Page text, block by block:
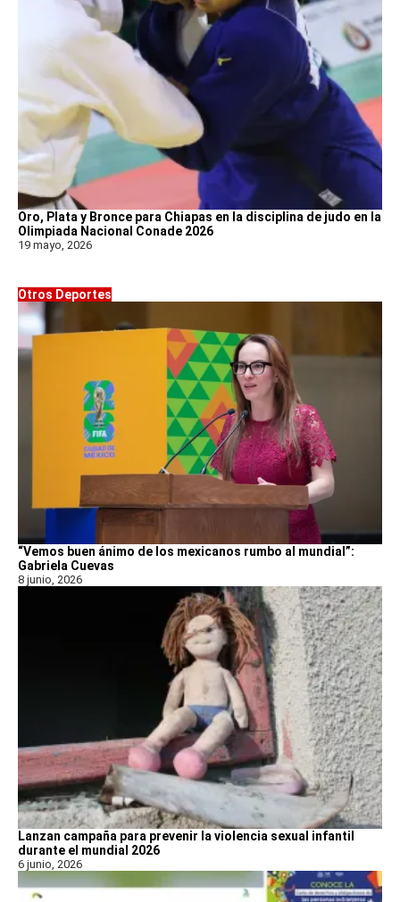
Oro, Plata y Bronce para Chiapas en la disciplina de judo en la
Olimpiada Nacional Conade 2026
19 mayo, 2026
Otros Deportes
“Vemos buen ánimo de los mexicanos rumbo al mundial”:
Gabriela Cuevas
8 junio, 2026
Lanzan campaña para prevenir la violencia sexual infantil
durante el mundial 2026
6 junio, 2026